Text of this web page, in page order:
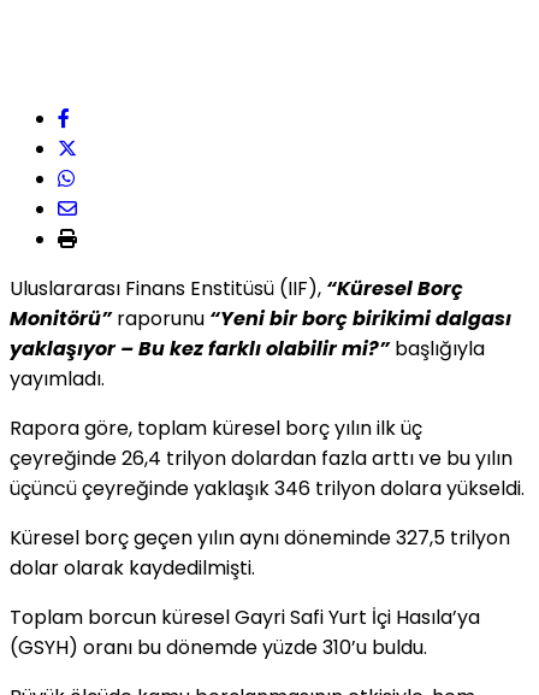
Uluslararası Finans Enstitüsü (IIF), “Küresel Borç
Monitörü”raporunu “Yeni bir borç birikimi dalgası
yaklaşıyor – Bu kez farklı olabilir mi?”başlığıyla
yayımladı.
Rapora göre, toplam küresel borç yılın ilk üç
çeyreğinde 26,4 trilyon dolardan fazla arttı ve bu yılın
üçüncü çeyreğinde yaklaşık 346 trilyon dolara yükseldi.
Küresel borç geçen yılın aynı döneminde 327,5 trilyon
dolar olarak kaydedilmişti.
Toplam borcun küresel Gayri Safi Yurt İçi Hasıla’ya
(GSYH) oranı bu dönemde yüzde 310’u buldu.